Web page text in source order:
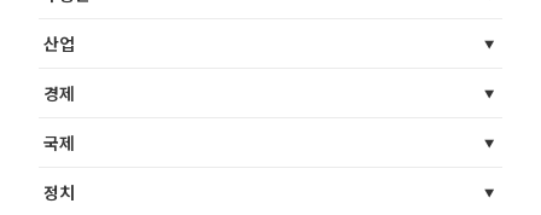
산업
경제
국제
정치